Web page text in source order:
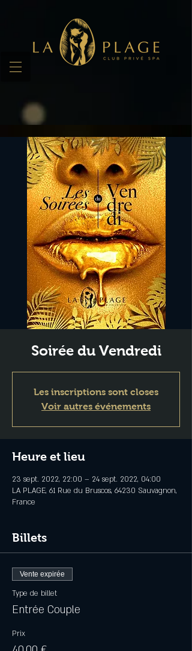
Soirée du Vendredi
Les inscriptions sont closes
Voir autres événements
Heure et lieu
23 sept. 2022, 22:00 – 24 sept. 2022, 04:00
LA PLAGE, 61 Rue du Bruscos, 64230 Sauvagnon,
France
Billets
Vente expirée
Type de billet
Entrée Couple
Prix